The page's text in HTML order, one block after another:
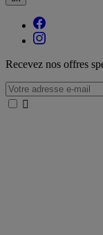
Recevez nos offres
